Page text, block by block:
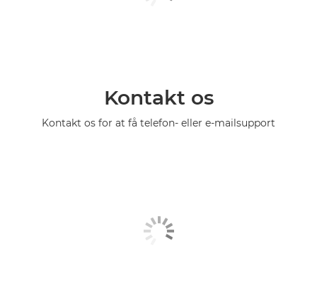
Kontakt os
Kontakt os for at få telefon- eller e-mailsupport